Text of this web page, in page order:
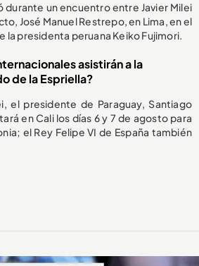
durante un encuentro entre Javier Milei
José Manuel Restrepo, en Lima, en el
la presidenta peruana Keiko Fujimori.
asistirán a la
de la Espriella?
el presidente de Paraguay, Santiago
en Cali los días 6 y 7 de agosto para
el Rey Felipe VI de España también